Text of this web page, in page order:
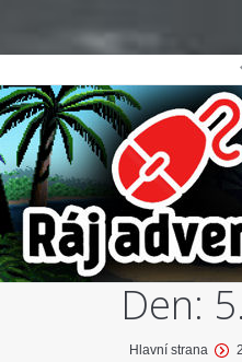
Registrace
Přihlášení
Home
O
Katalog
Den:
Hlavní strana